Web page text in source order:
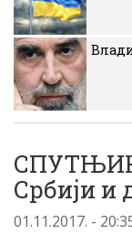
Србији и
01.11.2017. -